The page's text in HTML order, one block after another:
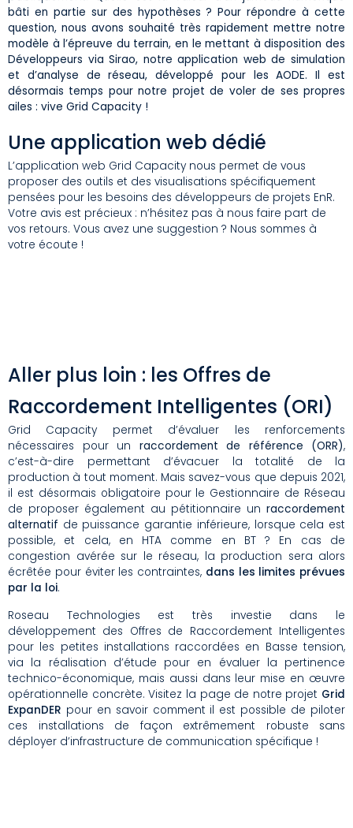
bâti en partie sur des hypothèses ? Pour répondre à cette
question, nous avons souhaité très rapidement mettre notre
modèle à l’épreuve du terrain, en le mettant à disposition des
Développeurs via Sirao, notre application web de simulation
et d’analyse de réseau, développé pour les AODE. Il est
désormais temps pour notre projet de voler de ses propres
ailes : vive Grid Capacity !
Une application web dédié
L’application web Grid Capacity nous permet de vous
proposer des outils et des visualisations spécifiquement
pensées pour les besoins des développeurs de projets EnR.
Votre avis est précieux : n’hésitez pas à nous faire part de
vos retours. Vous avez une suggestion ? Nous sommes à
votre écoute !
Aller plus loin : les Offres de
Raccordement Intelligentes (ORI)
Grid Capacity permet d’évaluer les renforcements
nécessaires pour un raccordement de référence (ORR),
c’est-à-dire permettant d’évacuer la totalité de la
production à tout moment. Mais savez-vous que depuis 2021,
il est désormais obligatoire pour le Gestionnaire de Réseau
de proposer également au pétitionnaire un raccordement
alternatif de puissance garantie inférieure, lorsque cela est
possible, et cela, en HTA comme en BT ? En cas de
congestion avérée sur le réseau, la production sera alors
écrêtée pour éviter les contraintes, dans les limites prévues
par la loi.
Roseau Technologies est très investie dans le
développement des Offres de Raccordement Intelligentes
pour les petites installations raccordées en Basse tension,
via la réalisation d’étude pour en évaluer la pertinence
technico-économique, mais aussi dans leur mise en œuvre
opérationnelle concrète. Visitez la page de notre projet Grid
ExpanDER pour en savoir comment il est possible de piloter
ces installations de façon extrêmement robuste sans
déployer d’infrastructure de communication spécifique !